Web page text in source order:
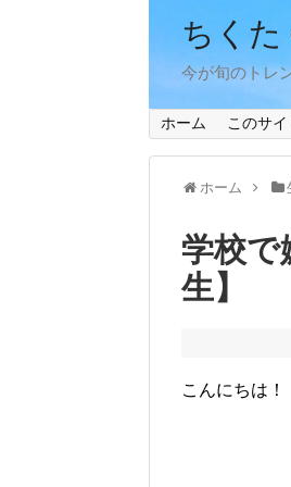
ちくた
今が旬のトレ
ホーム このサ
ホーム
学校で
生】
こんにちは！